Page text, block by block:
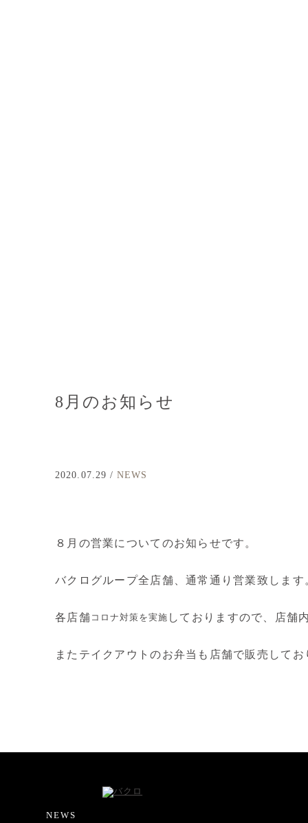
8月のお知らせ
2020.07.29 / NEWS
８月の営業についてのお知らせです。
バクログループ全店舗、通常通り営業致します
各店舗 コロナ対策を実施 しておりますので、店舗
またテイクアウトのお弁当も店舗で販売してお
NEWS